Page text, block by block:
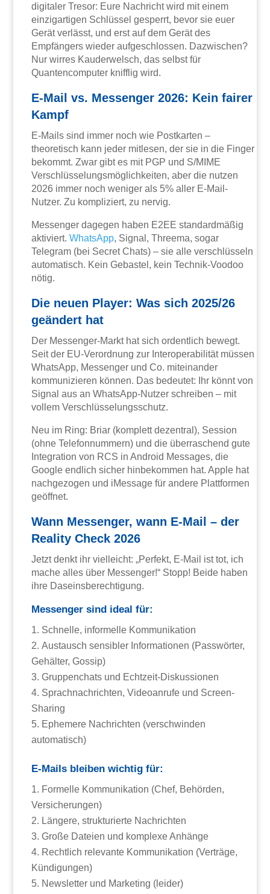
digitaler Tresor: Eure Nachricht wird mit einem
einzigartigen Schlüssel gesperrt, bevor sie euer
Gerät verlässt, und erst auf dem Gerät des
Empfängers wieder aufgeschlossen. Dazwischen?
Nur wirres Kauderwelsch, das selbst für
Quantencomputer knifflig wird.
E-Mail vs. Messenger 2026: Kein fairer
Kampf
E-Mails sind immer noch wie Postkarten –
theoretisch kann jeder mitlesen, der sie in die Finger
bekommt. Zwar gibt es mit PGP und S/MIME
Verschlüsselungsmöglichkeiten, aber die nutzen
2026 immer noch weniger als 5% aller E-Mail-
Nutzer. Zu kompliziert, zu nervig.
Messenger dagegen haben E2EE standardmäßig
aktiviert.WhatsApp, Signal, Threema, sogar
Telegram (bei Secret Chats) – sie alle verschlüsseln
automatisch. Kein Gebastel, kein Technik-Voodoo
nötig.
Die neuen Player: Was sich 2025/26
geändert hat
Der Messenger-Markt hat sich ordentlich bewegt.
Seit der EU-Verordnung zur Interoperabilität müssen
WhatsApp, Messenger und Co. miteinander
kommunizieren können. Das bedeutet: Ihr könnt von
Signal aus an WhatsApp-Nutzer schreiben – mit
vollem Verschlüsselungsschutz.
Neu im Ring: Briar (komplett dezentral), Session
(ohne Telefonnummern) und die überraschend gute
Integration von RCS in Android Messages, die
Google endlich sicher hinbekommen hat. Apple hat
nachgezogen und iMessage für andere Plattformen
geöffnet.
Wann Messenger, wann E-Mail – der
Reality Check 2026
Jetzt denkt ihr vielleicht: „Perfekt, E-Mail ist tot, ich
mache alles über Messenger!“ Stopp! Beide haben
ihre Daseinsberechtigung.
Messenger sind ideal für:
Schnelle, informelle Kommunikation
Austausch sensibler Informationen (Passwörter,
Gehälter, Gossip)
Gruppenchats und Echtzeit-Diskussionen
Sprachnachrichten, Videoanrufe und Screen-
Sharing
Ephemere Nachrichten (verschwinden
automatisch)
E-Mails bleiben wichtig für:
Formelle Kommunikation (Chef, Behörden,
Versicherungen)
Längere, strukturierte Nachrichten
Große Dateien und komplexe Anhänge
Rechtlich relevante Kommunikation (Verträge,
Kündigungen)
Newsletter und Marketing (leider)